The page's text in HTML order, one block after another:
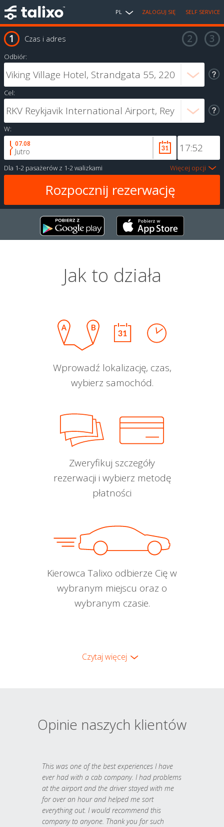
PL ZALOGUJ SIĘ SELF SERVICE
Czas i adres
Odbiór:
Cel:
W:
07.08
Jutro
Dla 1-2 pasażerów z 1-2 walizkami Więcej opcji
Jak to działa
Wprowadź lokalizację, czas,
wybierz samochód.
Zweryfikuj szczegóły
rezerwacji i wybierz metodę
płatności
Kierowca Talixo odbierze Cię w
wybranym miejscu oraz o
wybranym czasie.
Czytaj więcej
Opinie naszych klientów
This was one of the best experiences I have
ever had with a cab company. I had problems
at the airport and the driver stayed with me
for over an hour and helped me sort
everything out. I would recommend this
company to anyone. Thank you for such